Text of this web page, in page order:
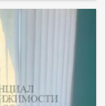
как для сдачи
сады — всё
выполнен
новая входная
Особенность
что добавляет